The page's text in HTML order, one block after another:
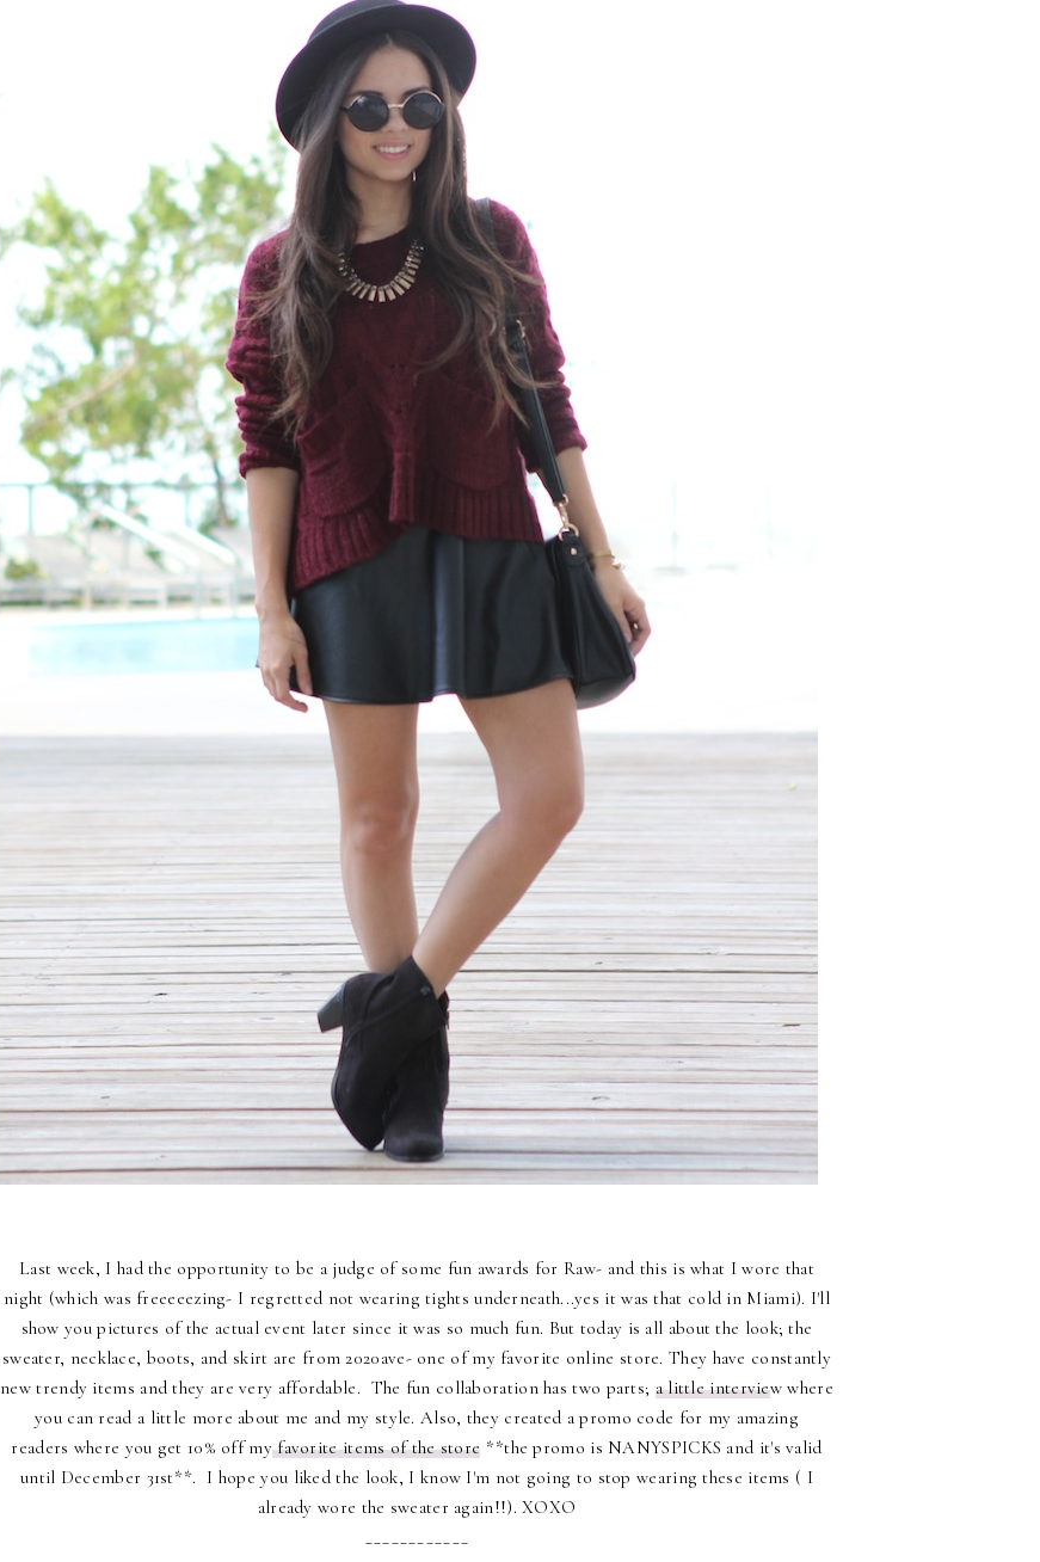
Last week, I had the opportunity to be a judge of some fun awards for Raw- and this is what I wore that
night (which was freeeeezing- I regretted not wearing tights underneath...yes it was that cold in Miami). I'll
show you pictures of the actual event later since it was so much fun. But today is all about the look; the
sweater, necklace, boots, and skirt are from 2020ave- one of my favorite online store. They have constantly
new trendy items and they are very affordable. The fun collaboration has two parts; a little interview where
you can read a little more about me and my style. Also, they created a promo code for my amazing
readers where you get 10% off myfavorite items of the store **the promo is NANYSPICKS and it's valid
until December 31st**. I hope you liked the look, I know I'm not going to stop wearing these items ( I
already wore the sweater again!!). XOXO